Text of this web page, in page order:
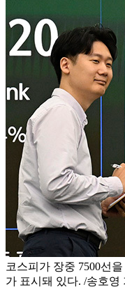
코스피가 장중 7500선
가 표시돼 있다. /송호영